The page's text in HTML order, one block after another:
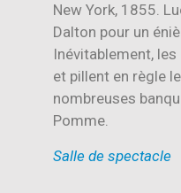
New York, 1855.
Dalton pour un
Inévitablement,
et pillent en règle
nombreuses
Pomme.
Salle de spectacle